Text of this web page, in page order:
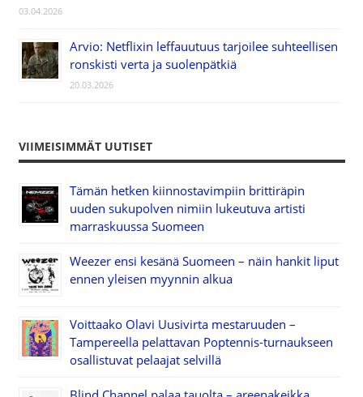
03.04.2026
Arvio: Netflixin leffauutuus tarjoilee suhteellisen
ronskisti verta ja suolenpätkiä
20.03.2026
VIIMEISIMMÄT UUTISET
Tämän hetken kiinnostavimpiin brittiräpin
uuden sukupolven nimiin lukeutuva artisti
marraskuussa Suomeen
Weezer ensi kesänä Suomeen – näin hankit liput
ennen yleisen myynnin alkua
Voittaako Olavi Uusivirta mestaruuden –
Tampereella pelattavan Poptennis-turnaukseen
osallistuvat pelaajat selvillä